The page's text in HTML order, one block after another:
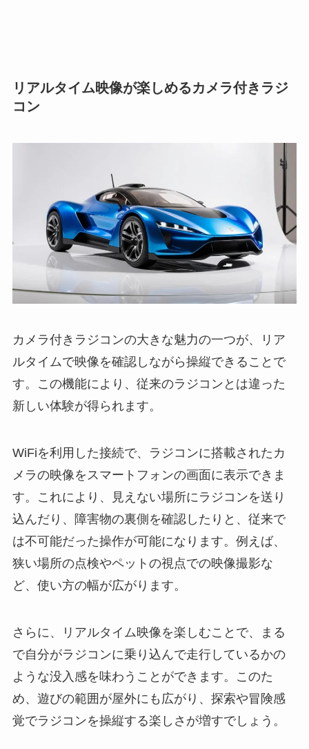
リアルタイム映像が楽しめるカメラ付きラジ
コン
カメラ付きラジコンの大きな魅力の一つが、リア
ルタイムで映像を確認しながら操縦できることで
す。この機能により、従来のラジコンとは違った
新しい体験が得られます。
WiFiを利用した接続で、ラジコンに搭載されたカ
メラの映像をスマートフォンの画面に表示できま
す。これにより、見えない場所にラジコンを送り
込んだり、障害物の裏側を確認したりと、従来で
は不可能だった操作が可能になります。例えば、
狭い場所の点検やペットの視点での映像撮影な
ど、使い方の幅が広がります。
さらに、リアルタイム映像を楽しむことで、まる
で自分がラジコンに乗り込んで走行しているかの
ような没入感を味わうことができます。このた
め、遊びの範囲が屋外にも広がり、探索や冒険感
覚でラジコンを操縦する楽しさが増すでしょう。